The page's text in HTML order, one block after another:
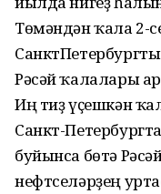
Төмәндән ҡала 2-
Рәсәй ҡалалары
Иң тиҙ үҫешкән
Санкт-
буйынса бөтә
нефтселәрҙең